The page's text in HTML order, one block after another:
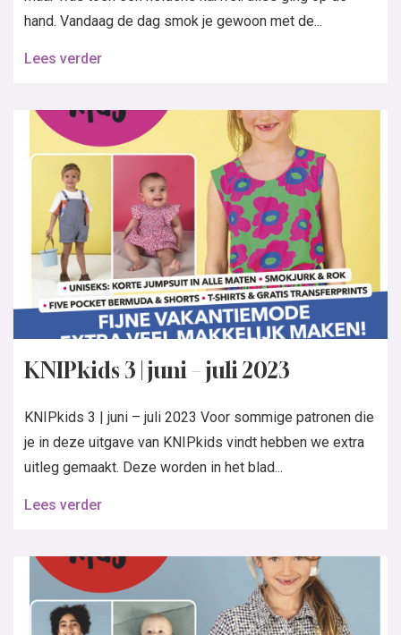
hand. Vandaag de dag smok je gewoon met de...
Lees verder
KNIPkids 3 | juni – juli 2023
KNIPkids 3 | juni – juli 2023 Voor sommige patronen die
je in deze uitgave van KNIPkids vindt hebben we extra
uitleg gemaakt. Deze worden in het blad...
Lees verder